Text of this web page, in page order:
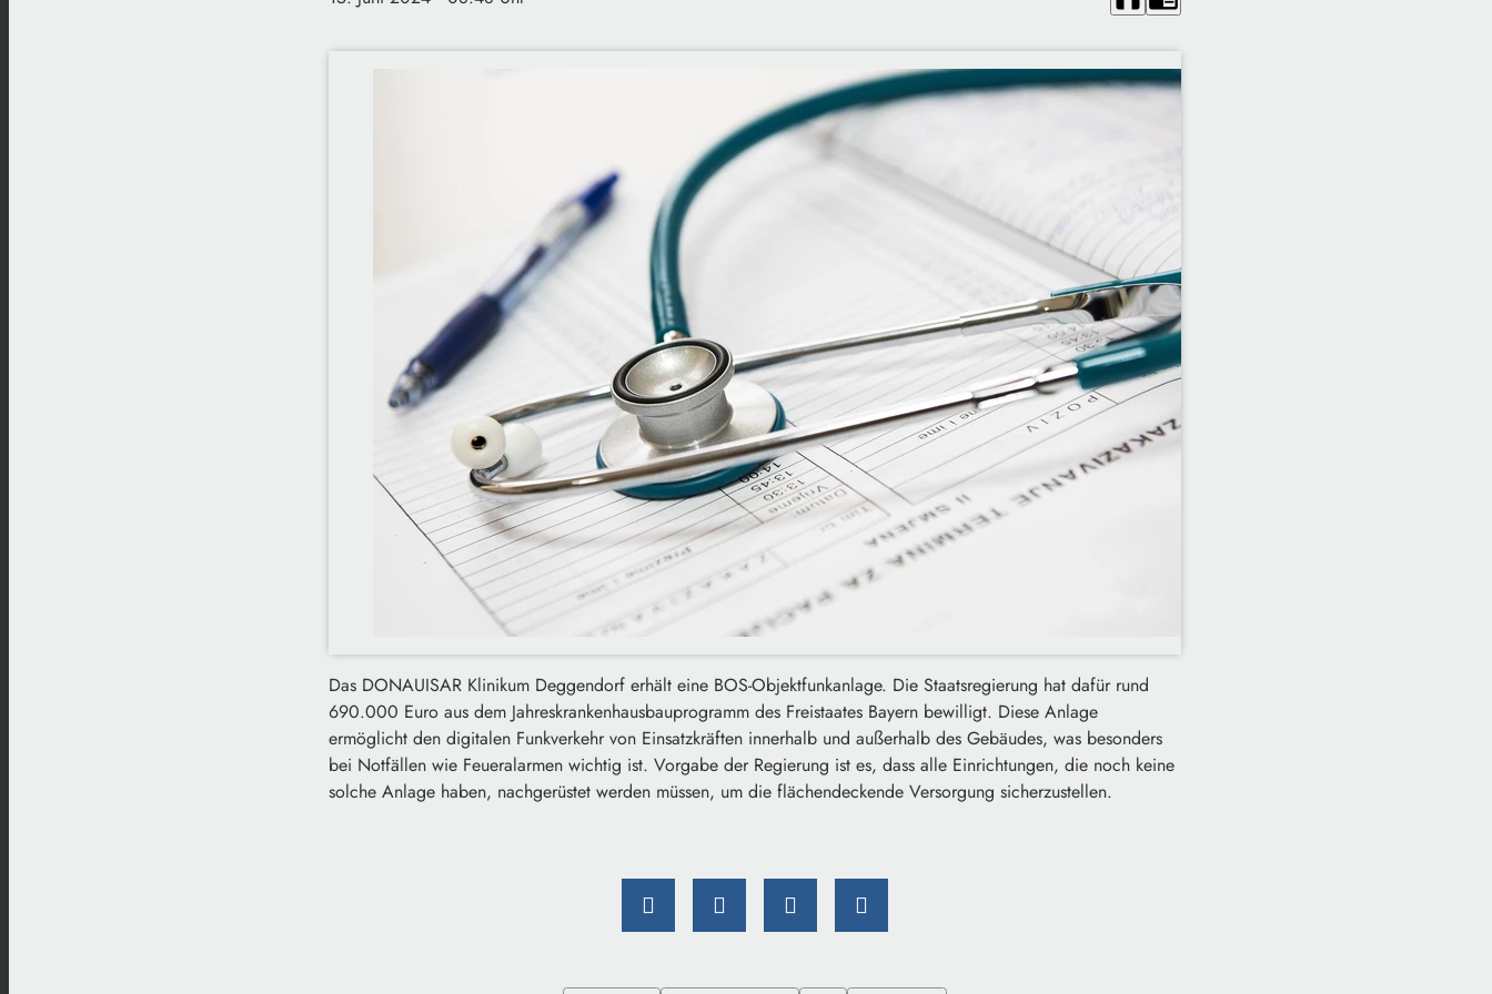
Das DONAUISAR Klinikum Deggendorf erhält eine BOS-Objektfunkanlage. Die Staatsregierung hat dafür rund
690.000 Euro aus dem Jahreskrankenhausbauprogramm des Freistaates Bayern bewilligt. Diese Anlage
ermöglicht den digitalen Funkverkehr von Einsatzkräften innerhalb und außerhalb des Gebäudes, was besonders
bei Notfällen wie Feueralarmen wichtig ist. Vorgabe der Regierung ist es, dass alle Einrichtungen, die noch keine
solche Anlage haben, nachgerüstet werden müssen, um die flächendeckende Versorgung sicherzustellen.